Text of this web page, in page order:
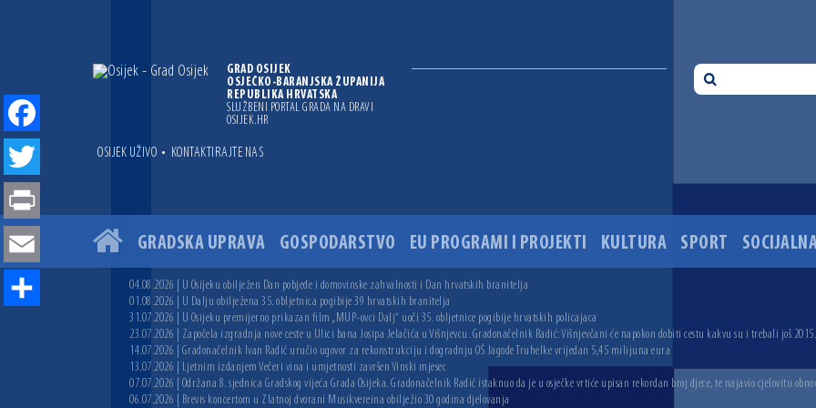
GRAD OSIJEK
OSJEČKO-BARANJSKA ŽUPANIJA
REPUBLIKA HRVATSKA
SLUŽBENI PORTAL GRADA NA DRAVI
OSIJEK.HR
OSIJEK UŽIVO • KONTAKTIRAJTE NAS
GRADSKA UPRAVA GOSPODARSTVO EU PROGRAMI I PROJEKTI KULTURA SPORT
04.08.2026 | U Osijeku obilježen Dan pobjede i domovinske zahvalnosti i Dan hrvatskih branitelja
01.08.2026 | U Dalju obilježena 35. obljetnica pogibije 39 hrvatskih branitelja
31.07.2026 | U Osijeku premijerno prikazan film „MUP-ovci Dalj“ uoči 35. obljetnice pogibije hrvatskih policajaca
23.07.2026 | Započela izgradnja nove ceste u Ulici bana Josipa Jelačića u Višnjevcu. Gradonačelnik Radić: Višnjevčani će napokon dobiti cestu kakvu su i trebali još
14.07.2026 | Gradonačelnik Ivan Radić uručio ugovor za rekonstrukciju i dogradnju OŠ Jagode Truhelke vrijedan 5,45 milijuna eura
13.07.2026 | Ljetnim izdanjem Večeri vina i umjetnosti završen Vinski mjesec
07.07.2026 | Održana 8. sjednica Gradskog vijeća Grada Osijeka. Gradonačelnik Radić istaknuo da je u osječke vrtiće upisan rekordan broj djece, te najavio cjelovitu
06.07.2026 | Brevis koncertom u Zlatnoj dvorani Musikvereina obilježio 30 godina djelovanja
Facebook
Twitter
Print
Email